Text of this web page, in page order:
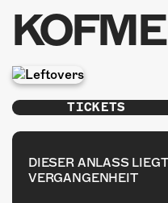
GALERIE
TICKETS
DIESER ANLASS
VERGANGENHEIT